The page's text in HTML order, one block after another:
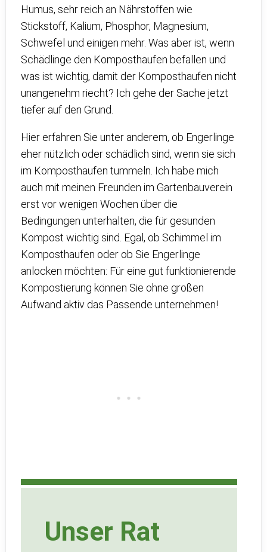
Humus, sehr reich an Nährstoffen wie
Stickstoff, Kalium, Phosphor, Magnesium,
Schwefel und einigen mehr. Was aber ist, wenn
Schädlinge den Komposthaufen befallen und
was ist wichtig, damit der Komposthaufen nicht
unangenehm riecht? Ich gehe der Sache jetzt
tiefer auf den Grund.
Hier erfahren Sie unter anderem, ob Engerlinge
eher nützlich oder schädlich sind, wenn sie sich
im Komposthaufen tummeln. Ich habe mich
auch mit meinen Freunden im Gartenbauverein
erst vor wenigen Wochen über die
Bedingungen unterhalten, die für gesunden
Kompost wichtig sind. Egal, ob Schimmel im
Komposthaufen oder ob Sie Engerlinge
anlocken möchten: Für eine gut funktionierende
Kompostierung können Sie ohne großen
Aufwand aktiv das Passende unternehmen!
Unser Rat